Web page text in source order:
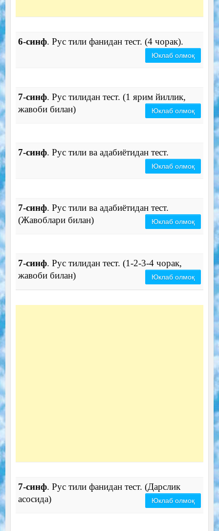
6-синф. Рус тили фанидан тест. (4 чорак).
Юклаб олмоқ
7-синф. Рус тилидан тест. (1 ярим йиллик,
жавоби билан)
Юклаб олмоқ
7-синф. Рус тили ва адабиётидан тест.
Юклаб олмоқ
7-синф. Рус тили ва адабиётидан тест.
(Жавоблари билан)
Юклаб олмоқ
7-синф. Рус тилидан тест. (1-2-3-4 чорак,
жавоби билан)
Юклаб олмоқ
7-синф. Рус тили фанидан тест. (Дарслик
асосида)
Юклаб олмоқ